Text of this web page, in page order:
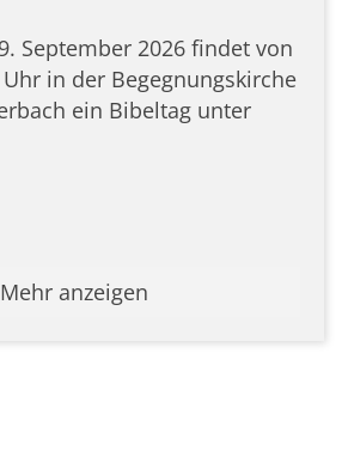
September 2026 findet von
in der Begegnungskirche
ein Bibeltag unter
Mehr anzeigen